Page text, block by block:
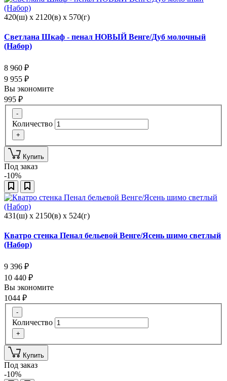
420(ш) x 2120(в) x 570(г)
Светлана Шкаф - пенал НОВЫЙ Венге/Дуб молочный
(Набор)
8 960 ₽
9 955 ₽
Вы экономите
995 ₽
-
Количество
+
Купить
Под заказ
-10%
431(ш) x 2150(в) x 524(г)
Кватро стенка Пенал бельевой Венге/Ясень шимо светлый
(Набор)
9 396 ₽
10 440 ₽
Вы экономите
1044 ₽
-
Количество
+
Купить
Под заказ
-10%